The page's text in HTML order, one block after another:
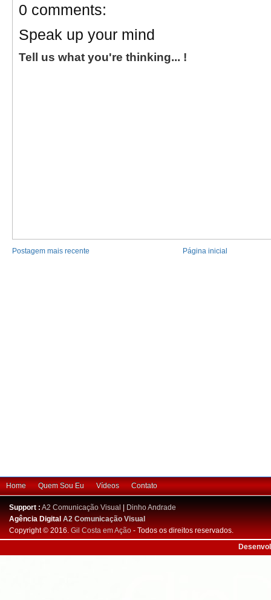
0 comments:
Speak up your mind
Tell us what you're thinking... !
Postagem mais recente Página inicial
Home Quem Sou Eu Vídeos Contato
Support : A2 Comunicação Visual
Dinho Andrade
Agência DigitalA2 Comunicação Visual
Copyright © 2016. Gil Costa em Ação - Todos os direitos reservados.